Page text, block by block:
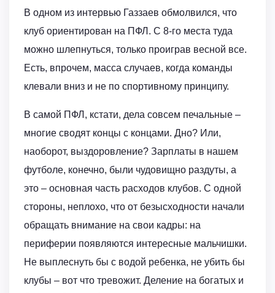
В одном из интервью Газзаев обмолвился, что
клуб ориентирован на ПФЛ. С 8-го места туда
можно шлепнуться, только проиграв весной все.
Есть, впрочем, масса случаев, когда команды
клевали вниз и не по спортивному принципу.
В самой ПФЛ, кстати, дела совсем печальные –
многие сводят концы с концами. Дно? Или,
наоборот, выздоровление? Зарплаты в нашем
футболе, конечно, были чудовищно раздуты, а
это – основная часть расходов клубов. С одной
стороны, неплохо, что от безысходности начали
обращать внимание на свои кадры: на
периферии появляются интересные мальчишки.
Не выплеснуть бы с водой ребенка, не убить бы
клубы – вот что тревожит. Деление на богатых и